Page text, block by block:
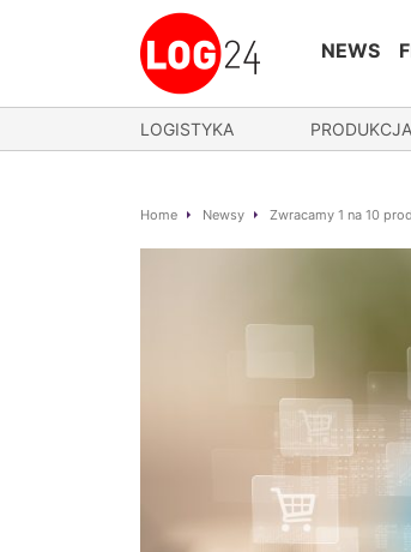
NEWS
LOGISTYKA PRODUKCJA
Home Newsy Zwracamy 1 na 10